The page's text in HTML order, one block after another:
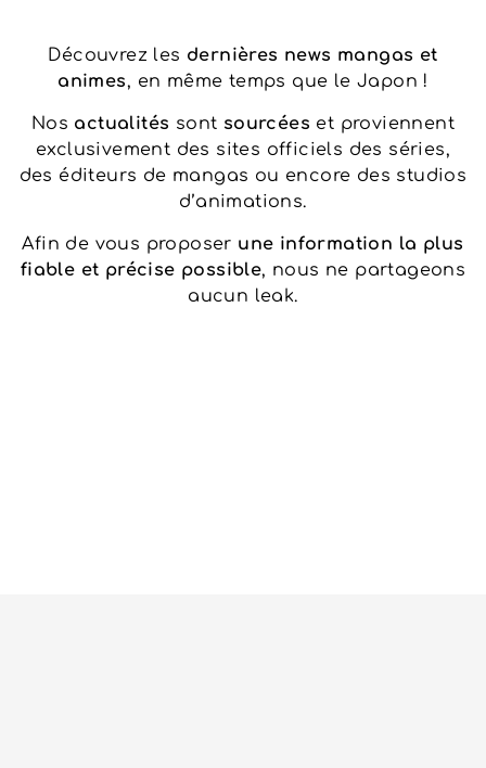
Découvrez les dernières news mangas et
animes, en même temps que le Japon !
Nos actualités sont sourcées et proviennent
exclusivement des sites officiels des séries,
des éditeurs de mangas ou encore des studios
d’animations.
Afin de vous proposer une information la plus
fiable et précise possible, nous ne partageons
aucun leak.